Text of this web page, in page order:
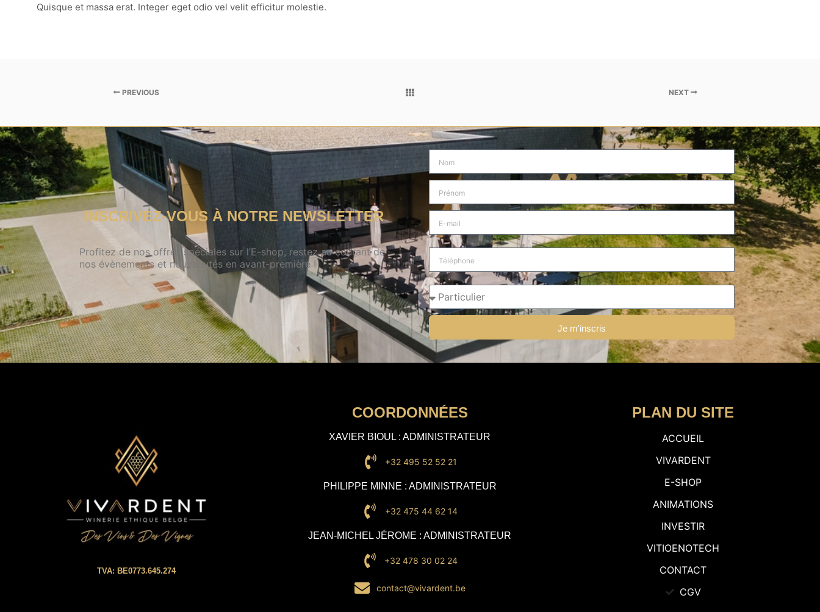
Quisque et massa erat. Integer eget odio vel velit efficitur molestie.
PREVIOUS NEXT
INSCRIVEZ-VOUS À NOTRE NEWSLETTER
Profitez de nos offres spéciales sur l’E-shop, restez au courant de
nos évènements et nouveautés en avant-première !
Je m'inscris
TVA: BE0773.645.274
COORDONNÉES
XAVIER BIOUL : ADMINISTRATEUR
+32 495 52 52 21
PHILIPPE MINNE : ADMINISTRATEUR
+32 475 44 62 14
JEAN-MICHEL JÉROME : ADMINISTRATEUR
+32 478 30 02 24
contact@vivardent.be
PLAN DU SITE
ACCUEIL
VIVARDENT
E-SHOP
ANIMATIONS
INVESTIR
VITIOENOTECH
CONTACT
CGV